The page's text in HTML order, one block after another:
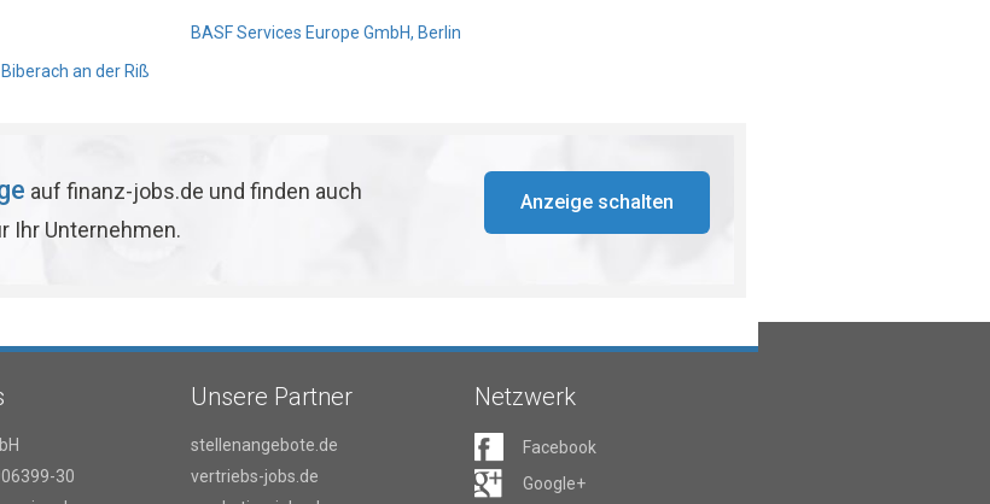
an der Riß
BASF Services Europe GmbH, Berlin
auf finanz-jobs.de und finden auch
Ihr Unternehmen.
Anzeige schalten
30
Unsere Partner
stellenangebote.de
vertriebs-jobs.de
Netzwerk
Facebook
Google+